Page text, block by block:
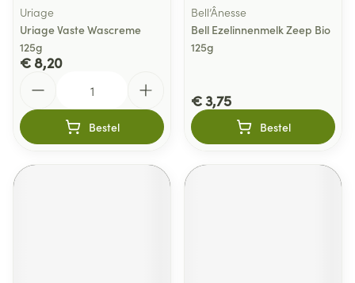
Uriage
Uriage Vaste Wascreme
125g
€ 8,20
Bestel
Bell’Ânesse
Bell Ezelinnenmelk Zeep Bio
125g
€ 3,75
Bestel